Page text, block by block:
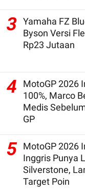
3 Yamaha FZ
Byson Versi
Rp23 Jutaan
4
MotoGP 2026
100%, Marco
Medis
GP
5 MotoGP 2026
Inggris Punya
Silverstone,
Target Poin